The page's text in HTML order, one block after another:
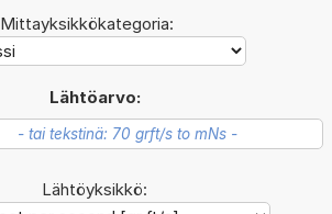
Mittayksikkökategoria:
Lähtöarvo:
Lähtöyksikkö: